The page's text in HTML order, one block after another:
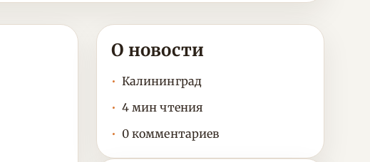
О новости
Калининград
4 мин чтения
0 комментариев